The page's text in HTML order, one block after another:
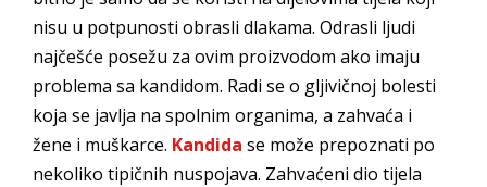
nisu u potpunosti obrasli dlakama. Odrasli ljudi
najčešće posežu za ovim proizvodom ako imaju
problema sa kandidom. Radi se o gljivičnoj bolesti
koja se javlja na spolnim organima, a zahvaća i
žene i muškarce. Kandida se može prepoznati po
nekoliko tipičnih nuspojava. Zahvaćeni dio tijela